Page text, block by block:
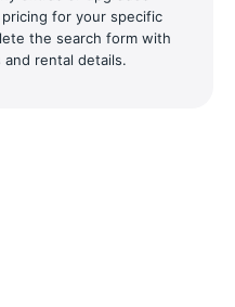
for your specific
the search form with
rental details.